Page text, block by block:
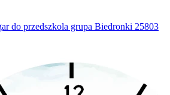
do przedszkola grupa Biedronki 25803